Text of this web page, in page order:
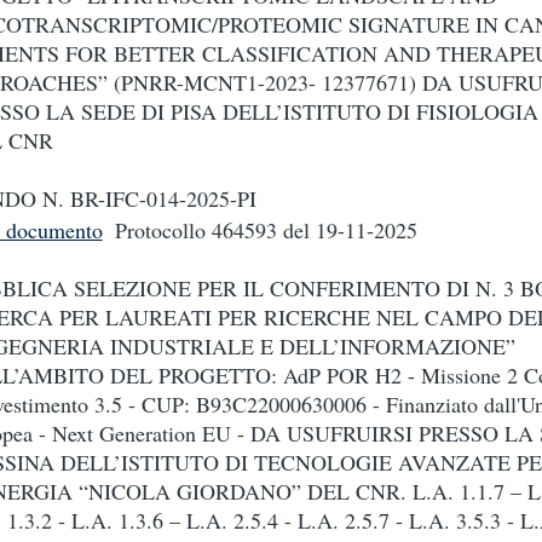
PROTEOMIC SIGNATURE IN
FOR BETTER CLASSIFICATION AND
(PNRR-MCNT1-2023- 12377671) DA
LA SEDE DI PISA DELL’ISTITUTO DI
CNR
N. BR-IFC-014-2025-PI
Protocollo 464593 del 19-11-2025
SELEZIONE PER IL CONFERIMENTO DI N. 3
PER LAUREATI PER RICERCHE NEL CAMPO
INDUSTRIALE E DELL’INFORMAZIONE”
DEL PROGETTO: AdP POR H2 - Missione 2
3.5 - CUP: B93C22000630006 - Finanziato
- Next Generation EU - DA USUFRUIRSI PRESSO
DELL’ISTITUTO DI TECNOLOGIE AVANZATE
“NICOLA GIORDANO” DEL CNR. L.A. 1.1.7 –
- L.A. 1.3.6 – L.A. 2.5.4 - L.A. 2.5.7 - L.A. 3.5.3 -